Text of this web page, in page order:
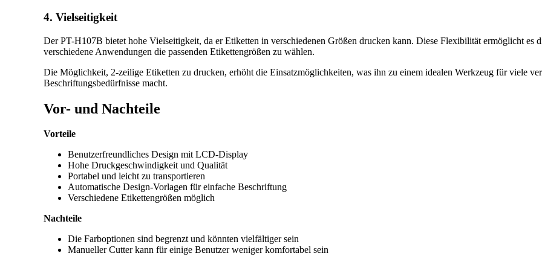
4. Vielseitigkeit
Der PT-H107B bietet hohe Vielseitigkeit, da er Etiketten in verschiedenen Größen drucken kann. Diese Flexibilität ermöglicht es
verschiedene Anwendungen die passenden Etikettengrößen zu wählen.
Die Möglichkeit, 2-zeilige Etiketten zu drucken, erhöht die Einsatzmöglichkeiten, was ihn zu einem idealen Werkzeug für viele
Beschriftungsbedürfnisse macht.
Vor- und Nachteile
Vorteile
Benutzerfreundliches Design mit LCD-Display
Hohe Druckgeschwindigkeit und Qualität
Portabel und leicht zu transportieren
Automatische Design-Vorlagen für einfache Beschriftung
Verschiedene Etikettengrößen möglich
Nachteile
Die Farboptionen sind begrenzt und könnten vielfältiger sein
Manueller Cutter kann für einige Benutzer weniger komfortabel sein